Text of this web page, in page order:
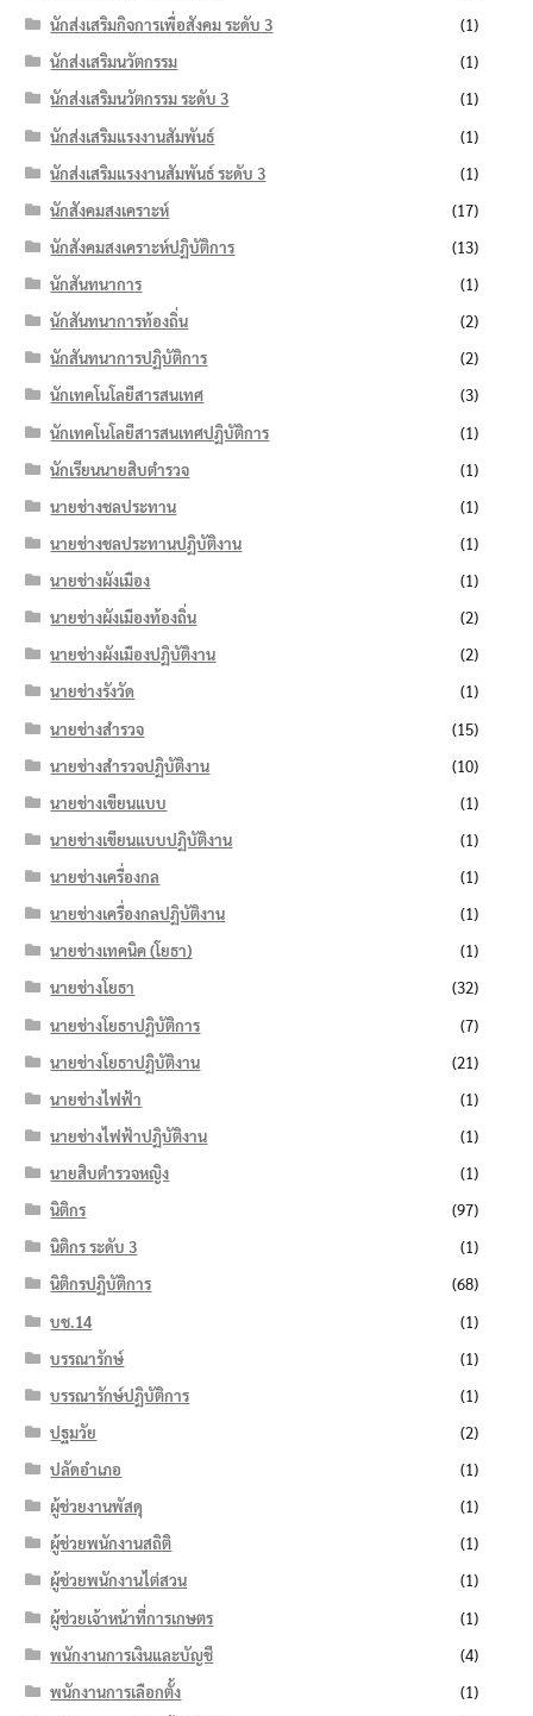
นักส่งเสริมกิจการเพื่อสังคม ระดับ 3
(1)
นักส่งเสริมนวัตกรรม
(1)
นักส่งเสริมนวัตกรรม ระดับ 3
(1)
นักส่งเสริมแรงงานสัมพันธ์
(1)
นักส่งเสริมแรงงานสัมพันธ์ ระดับ 3
(1)
นักสังคมสงเคราะห์
(17)
นักสังคมสงเคราะห์ปฏิบัติการ
(13)
นักสันทนาการ
(1)
นักสันทนาการท้องถิ่น
(2)
นักสันทนาการปฏิบัติการ
(2)
นักเทคโนโลยีสารสนเทศ
(3)
นักเทคโนโลยีสารสนเทศปฏิบัติการ
(1)
นักเรียนนายสิบตำรวจ
(1)
นายช่างชลประทาน
(1)
นายช่างชลประทานปฏิบัติงาน
(1)
นายช่างผังเมือง
(1)
นายช่างผังเมืองท้องถิ่น
(2)
นายช่างผังเมืองปฏิบัติงาน
(2)
นายช่างรังวัด
(1)
นายช่างสำรวจ
(15)
นายช่างสำรวจปฏิบัติงาน
(10)
นายช่างเขียนแบบ
(1)
นายช่างเขียนแบบปฏิบัติงาน
(1)
นายช่างเครื่องกล
(1)
นายช่างเครื่องกลปฏิบัติงาน
(1)
นายช่างเทคนิค (โยธา)
(1)
นายช่างโยธา
(32)
นายช่างโยธาปฏิบัติการ
(7)
นายช่างโยธาปฏิบัติงาน
(21)
นายช่างไฟฟ้า
(1)
นายช่างไฟฟ้าปฏิบัติงาน
(1)
นายสิบตำรวจหญิง
(1)
นิติกร
(97)
นิติกร ระดับ 3
(1)
นิติกรปฏิบัติการ
(68)
บช.14
(1)
บรรณารักษ์
(1)
บรรณารักษ์ปฏิบัติการ
(1)
ปฐมวัย
(2)
ปลัดอำเภอ
(1)
ผู้ช่วยงานพัสดุ
(1)
ผู้ช่วยพนักงานสถิติ
(1)
ผู้ช่วยพนักงานไต่สวน
(1)
ผู้ช่วยเจ้าหน้าที่การเกษตร
(1)
พนักงานการเงินและบัญชี
(4)
พนักงานการเลือกตั้ง
(1)